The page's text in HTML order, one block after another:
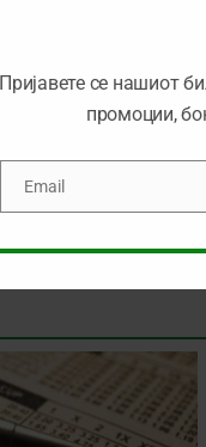
КЛАДЕЊЕ
Пријавете се нашиот
промоции,
EmailEmail